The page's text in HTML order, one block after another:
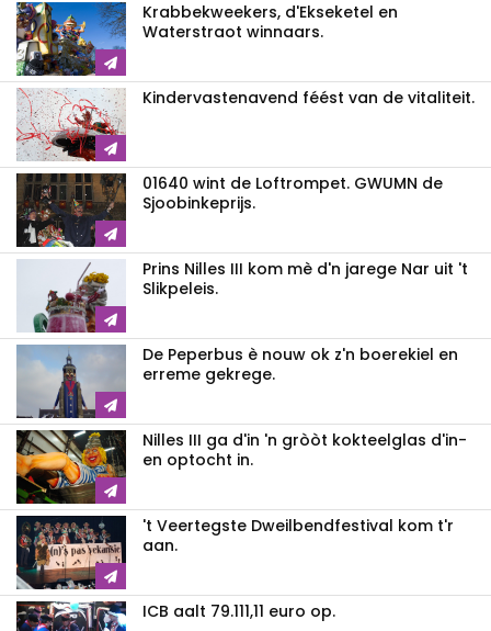
Krabbekweekers, d'Ekseketel en
Waterstraot winnaars.
Kindervastenavend féést van de vitaliteit.
01640 wint de Loftrompet. GWUMN de
Sjoobinkeprijs.
Prins Nilles III kom mè d'n jarege Nar uit 't
Slikpeleis.
De Peperbus è nouw ok z'n boerekiel en
erreme gekrege.
Nilles III ga d'in 'n gròòt kokteelglas d'in-
en optocht in.
't Veertegste Dweilbendfestival kom t'r
aan.
ICB aalt 79.111,11 euro op.